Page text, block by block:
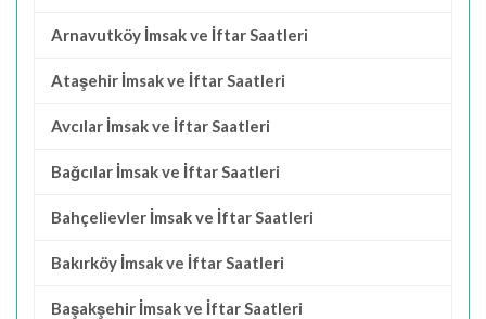
Arnavutköy İmsak ve İftar Saatleri
Ataşehir İmsak ve İftar Saatleri
Avcılar İmsak ve İftar Saatleri
Bağcılar İmsak ve İftar Saatleri
Bahçelievler İmsak ve İftar Saatleri
Bakırköy İmsak ve İftar Saatleri
Başakşehir İmsak ve İftar Saatleri